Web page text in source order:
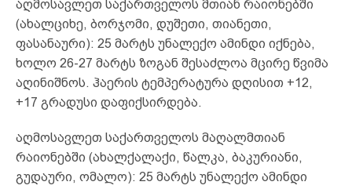
აღმოსავლეთ საქართველოს მთიან რაიონებში
(ახალციხე, ბორჯომი, დუშეთი, თიანეთი,
ფასანაური): 25 მარტს უნალექო ამინდი იქნება,
ხოლო 26-27 მარტს ზოგან შესაძლოა მცირე წვიმა
აღინიშნოს. ჰაერის ტემპერატურა დღისით +12,
+17 გრადუსი დაფიქსირდება.
აღმოსავლეთ საქართველოს მაღალმთიან
რაიონებში (ახალქალაქი, წალკა, ბაკურიანი,
გუდაური, ომალო): 25 მარტს უნალექო ამინდი